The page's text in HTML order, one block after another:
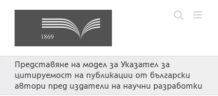
Представяне на модел за Указател за
цитируемост на публикации от български
автори пред издатели на научни разработки